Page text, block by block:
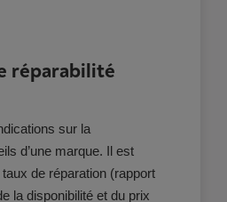
réparabilité
sur la
d’une marque. Il est
de réparation (rapport
la disponibilité et du prix